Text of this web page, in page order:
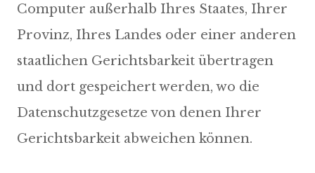
Computer außerhalb Ihres Staates, Ihrer
Provinz, Ihres Landes oder einer anderen
staatlichen Gerichtsbarkeit übertragen
und dort gespeichert werden, wo die
Datenschutzgesetze von denen Ihrer
Gerichtsbarkeit abweichen können.